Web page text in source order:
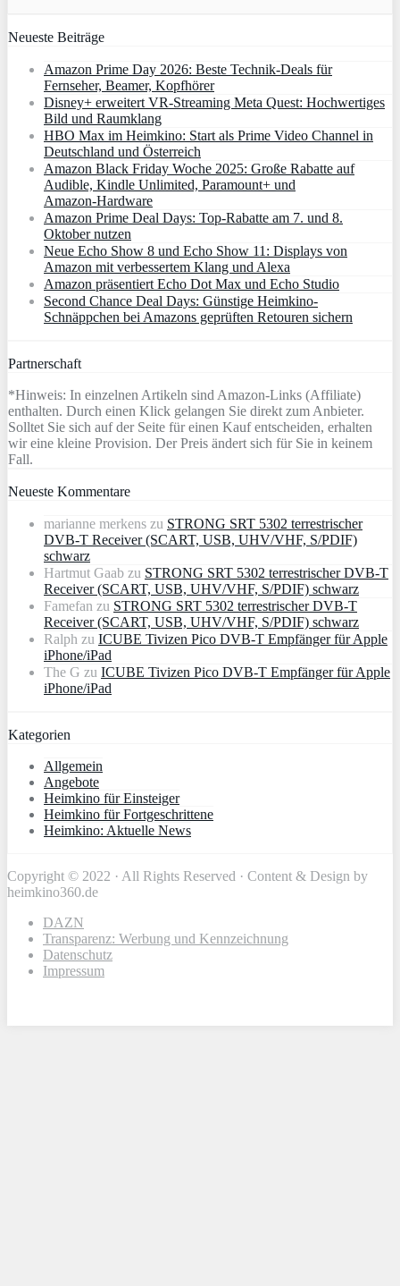
Neueste Beiträge
Amazon Prime Day 2026: Beste Technik-Deals für
Fernseher, Beamer, Kopfhörer
Disney+ erweitert VR‑Streaming Meta Quest: Hochwertiges
Bild und Raumklang
HBO Max im Heimkino: Start als Prime Video Channel in
Deutschland und Österreich
Amazon Black Friday Woche 2025: Große Rabatte auf
Audible, Kindle Unlimited, Paramount+ und
Amazon‑Hardware
Amazon Prime Deal Days: Top-Rabatte am 7. und 8.
Oktober nutzen
Neue Echo Show 8 und Echo Show 11: Displays von
Amazon mit verbessertem Klang und Alexa
Amazon präsentiert Echo Dot Max und Echo Studio
Second Chance Deal Days: Günstige Heimkino-
Schnäppchen bei Amazons geprüften Retouren sichern
Partnerschaft
*Hinweis: In einzelnen Artikeln sind Amazon-Links (Affiliate)
enthalten. Durch einen Klick gelangen Sie direkt zum Anbieter.
Solltet Sie sich auf der Seite für einen Kauf entscheiden, erhalten
wir eine kleine Provision. Der Preis ändert sich für Sie in keinem
Fall.
Neueste Kommentare
marianne merkens zu STRONG SRT 5302 terrestrischer
DVB-T Receiver (SCART, USB, UHV/VHF, S/PDIF)
schwarz
Hartmut Gaab zu STRONG SRT 5302 terrestrischer DVB-T
Receiver (SCART, USB, UHV/VHF, S/PDIF) schwarz
Famefan zu STRONG SRT 5302 terrestrischer DVB-T
Receiver (SCART, USB, UHV/VHF, S/PDIF) schwarz
Ralph zu ICUBE Tivizen Pico DVB-T Empfänger für Apple
iPhone/iPad
The G zu ICUBE Tivizen Pico DVB-T Empfänger für Apple
iPhone/iPad
Kategorien
Allgemein
Angebote
Heimkino für Einsteiger
Heimkino für Fortgeschrittene
Heimkino: Aktuelle News
Copyright © 2022 · All Rights Reserved · Content & Design by
heimkino360.de
DAZN
Transparenz: Werbung und Kennzeichnung
Datenschutz
Impressum